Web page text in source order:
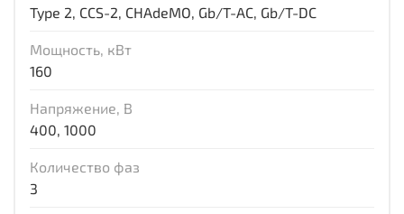
Type 2, CCS-2, CHAdeMO, Gb/T-AC, Gb/T-DC
Мощность, кВт
160
Напряжение, В
400, 1000
Количество фаз
3